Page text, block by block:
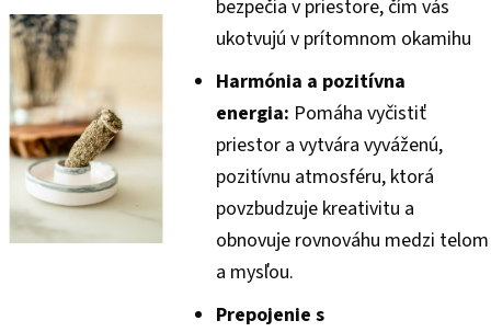
bezpečia v priestore, čím vás
ukotvujú v prítomnom okamihu
Harmónia a pozitívna
energia: Pomáha vyčistiť
priestor a vytvára vyváženú,
pozitívnu atmosféru, ktorá
povzbudzuje kreativitu a
obnovuje rovnováhu medzi telom
a mysľou.
Prepojenie s